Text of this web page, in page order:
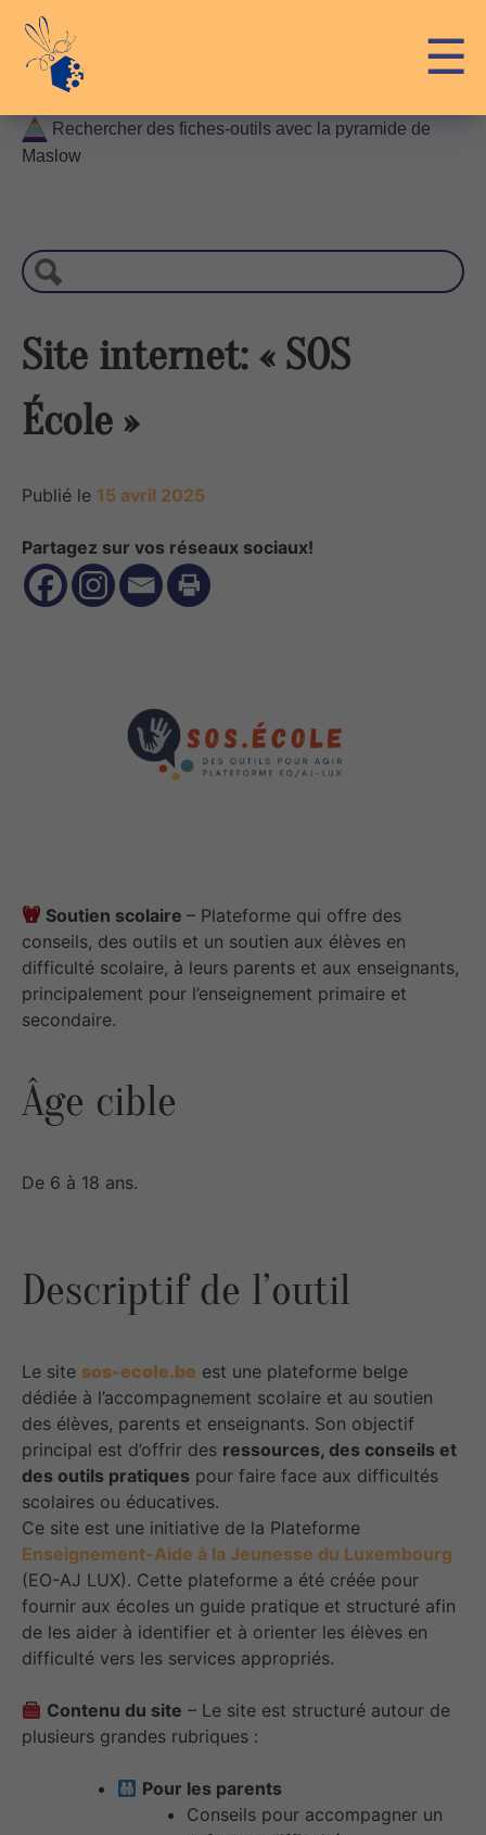
content
☰
Rechercher des fiches-outils avec la pyramide de
Maslow
c
h
r
c
Site internet: « SOS
École »
Publié le 15 avril 2025
Partagez sur vos réseaux sociaux!
Soutien scolaire– Plateforme qui offre des
conseils, des outils et un soutien aux élèves en
difficulté scolaire, à leurs parents et aux enseignants,
principalement pour l’enseignement primaire et
secondaire.
Âge cible
De 6 à 18 ans.
Descriptif de l’outil
Le site sos-ecole.be est une plateforme belge
dédiée à l’accompagnement scolaire et au soutien
des élèves, parents et enseignants. Son objectif
principal est d’offrir des ressources, des conseils et
des outils pratiques pour faire face aux difficultés
scolaires ou éducatives.
Ce site est une initiative de la Plateforme
Enseignement-Aide à la Jeunesse du Luxembourg
(EO-AJ LUX). Cette plateforme a été créée pour
fournir aux écoles un guide pratique et structuré afin
de les aider à identifier et à orienter les élèves en
difficulté vers les services appropriés.
Contenu du site – Le site est structuré autour de
plusieurs grandes rubriques :
Pour les parents
Conseils pour accompagner un